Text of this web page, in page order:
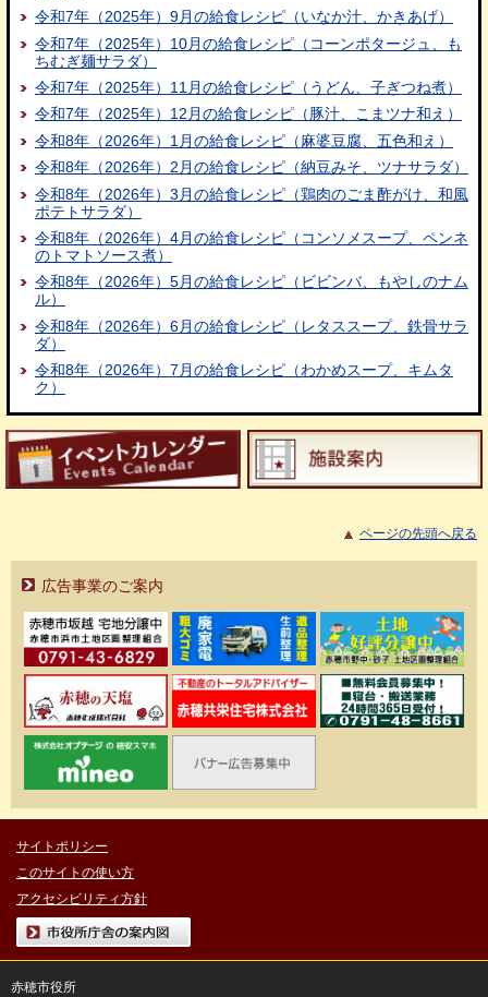
令和7年（2025年）9月の給食レシピ（いなか汁、かきあげ）
令和7年（2025年）10月の給食レシピ（コーンポタージュ、も
ちむぎ麺サラダ）
令和7年（2025年）11月の給食レシピ（うどん、子ぎつね煮）
令和7年（2025年）12月の給食レシピ（豚汁、こまツナ和え）
令和8年（2026年）1月の給食レシピ（麻婆豆腐、五色和え）
令和8年（2026年）2月の給食レシピ（納豆みそ、ツナサラダ）
令和8年（2026年）3月の給食レシピ（鶏肉のごま酢がけ、和風
ポテトサラダ）
令和8年（2026年）4月の給食レシピ（コンソメスープ、ペンネ
のトマトソース煮）
令和8年（2026年）5月の給食レシピ（ビビンバ、もやしのナム
ル）
令和8年（2026年）6月の給食レシピ（レタススープ、鉄骨サラ
ダ）
令和8年（2026年）7月の給食レシピ（わかめスープ、キムタ
ク）
ページの先頭へ戻る
広告事業のご案内
サイトポリシー
このサイトの使い方
アクセシビリティ方針
市役所庁舎の案内図
赤穂市役所